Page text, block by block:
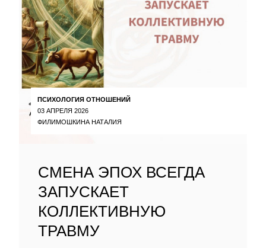
ПСИХОЛОГИЯ ОТНОШЕНИЙ
03 АПРЕЛЯ 2026
ФИЛИМОШКИНА НАТАЛИЯ
СМЕНА ЭПОХ ВСЕГДА
ЗАПУСКАЕТ
КОЛЛЕКТИВНУЮ
ТРАВМУ